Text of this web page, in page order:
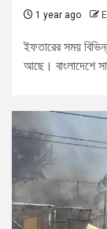
1 year ago
ইফতারের সময়
আছে। বাংলাদেশে